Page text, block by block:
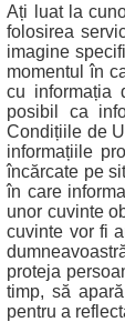
Ați luat la
folosirea
imagine
momentul în
cu informația
posibil ca
Condițiile de
informațiile
încărcate pe
în care
unor cuvinte
cuvinte vor fi
proteja
timp, să
pentru a